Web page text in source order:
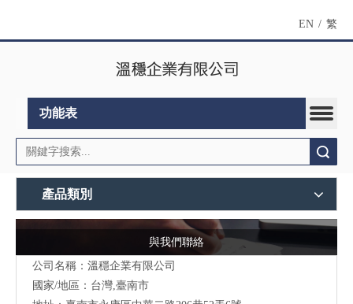
EN / 繁
功能表
產品類別
與我們聯絡
公司名稱：溫穩企業有限公司
國家/地區：台灣,臺南市